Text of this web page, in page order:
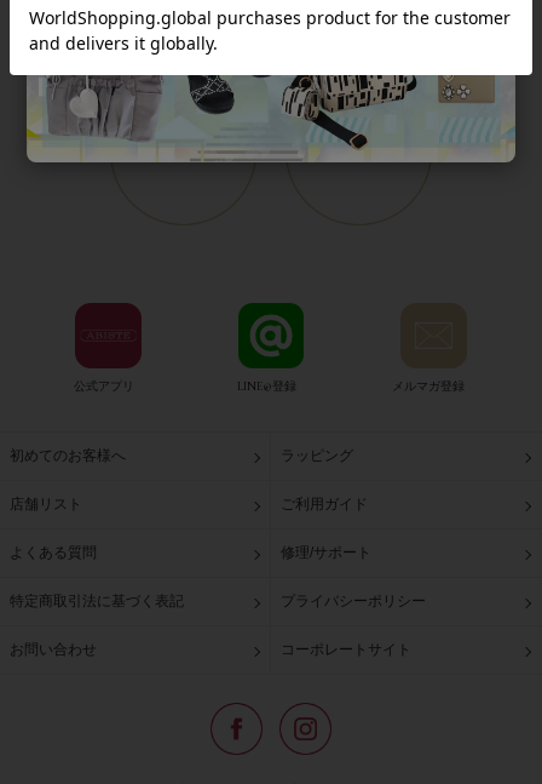
公式アプリ LINE@登録 メルマガ登録
初めてのお客様へ ラッピング
店舗リスト ご利用ガイド
よくある質問 修理/サポート
特定商取引法に基づく表記 プライバシーポリシー
お問い合わせ コーポレートサイト